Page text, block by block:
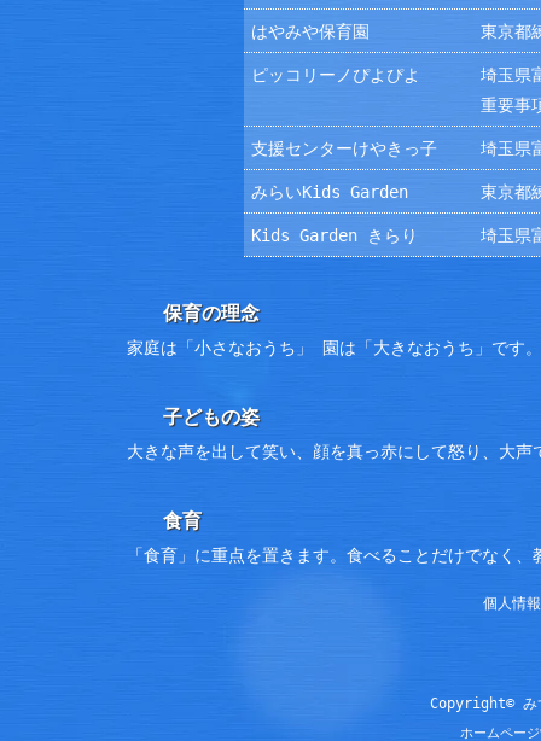
はやみや保育園 東京都
ピッコリーノぴよぴよ
埼玉県
重要事
支援センターけやきっ子 埼玉県
みらいKids Garden 東京都
Kids Garden きらり 埼玉県
保育の理念
家庭は「小さなおうち」 園は「大きなおうち」です
子どもの姿
大きな声を出して笑い、顔を真っ赤にして怒り、大
食育
「食育」に重点を置きます。食べることだけでなく
個人情
Copyright© み
ホームペー